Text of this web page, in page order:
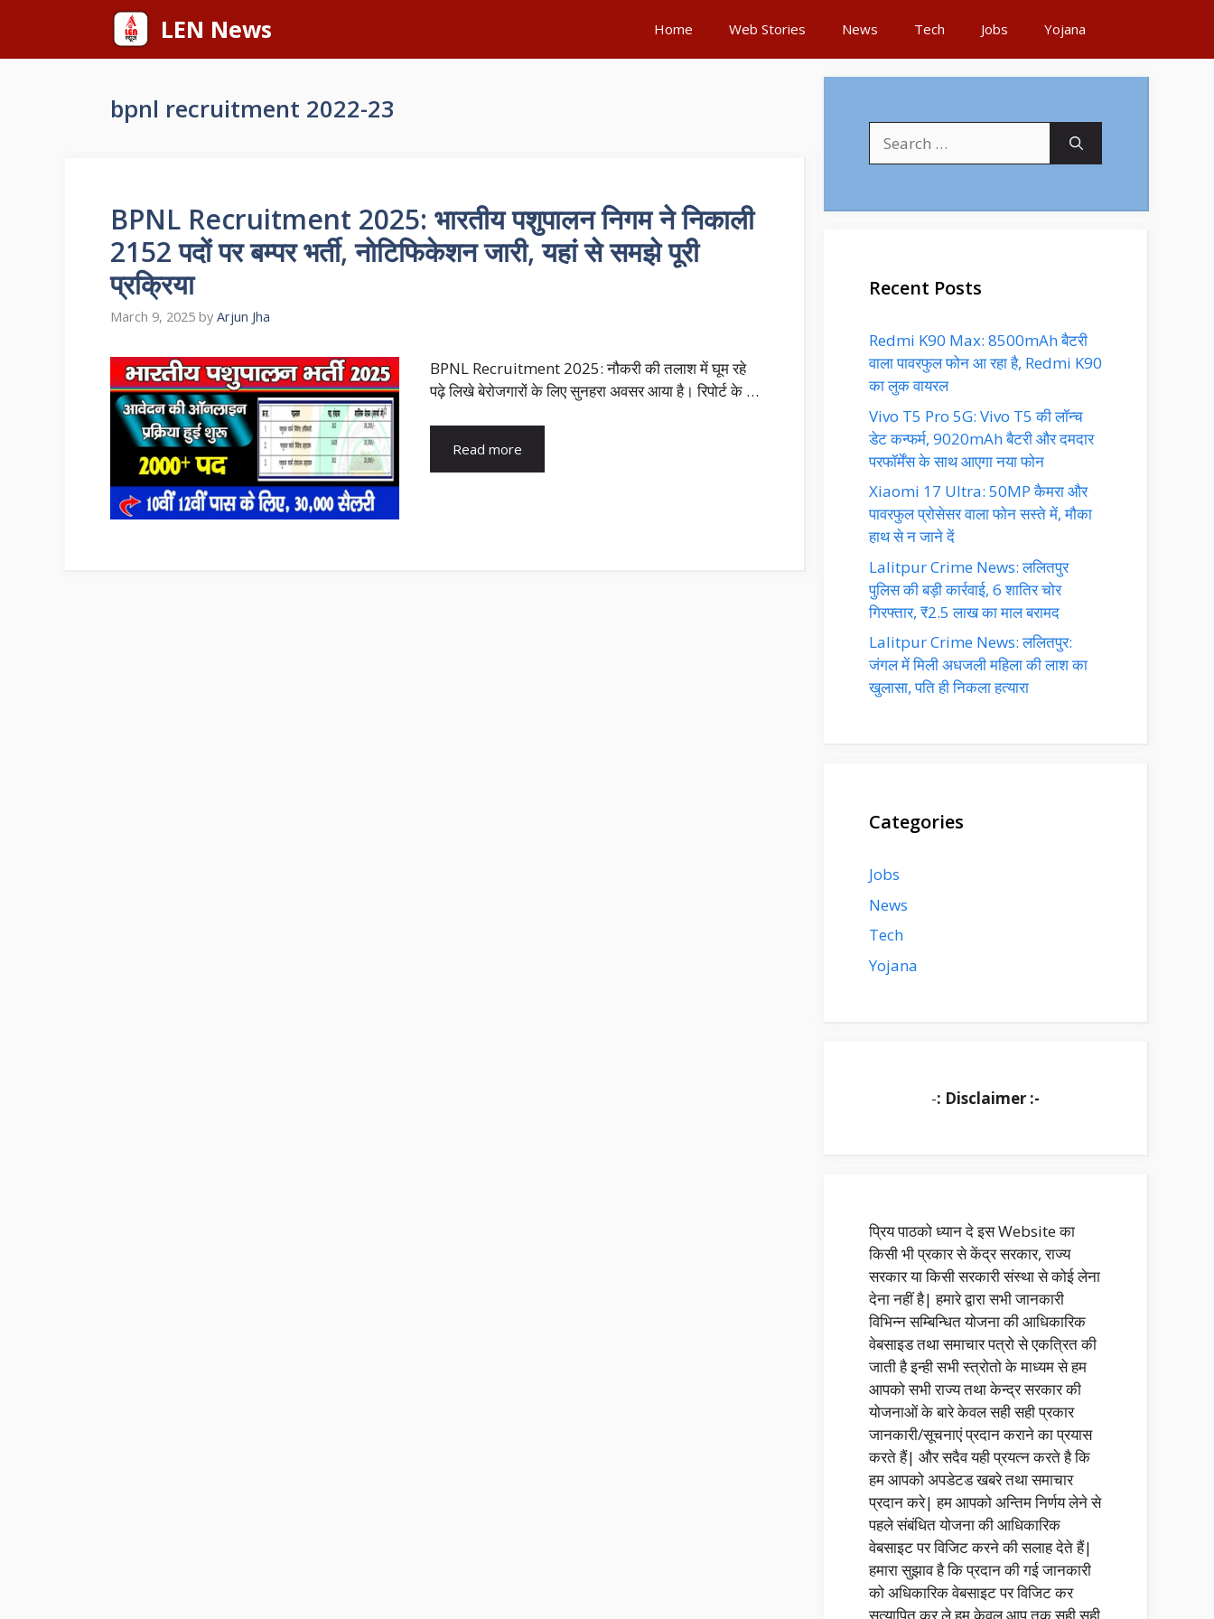
content
LEN News Home Web Stories News Tech Jobs Yojana
bpnl recruitment 2022-23
BPNL Recruitment 2025: भारतीय पशुपालन निगम ने निकाली
2152 पदों पर बम्पर भर्ती, नोटिफिकेशन जारी, यहां से समझे पूरी
प्रक्रिया
March 9, 2025 by Arjun Jha
BPNL Recruitment 2025: नौकरी की तलाश में घूम रहे
पढ़े लिखे बेरोजगारों के लिए सुनहरा अवसर आया है। रिपोर्ट के …
Read more
for:
Recent Posts
Redmi K90 Max: 8500mAh बैटरी
वाला पावरफुल फोन आ रहा है, Redmi K90
का लुक वायरल
Vivo T5 Pro 5G: Vivo T5 की लॉन्च
डेट कन्फर्म, 9020mAh बैटरी और दमदार
परफॉर्मेंस के साथ आएगा नया फोन
Xiaomi 17 Ultra: 50MP कैमरा और
पावरफुल प्रोसेसर वाला फोन सस्ते में, मौका
हाथ से न जाने दें
Lalitpur Crime News: ललितपुर
पुलिस की बड़ी कार्रवाई, 6 शातिर चोर
गिरफ्तार, ₹2.5 लाख का माल बरामद
Lalitpur Crime News: ललितपुर:
जंगल में मिली अधजली महिला की लाश का
खुलासा, पति ही निकला हत्यारा
Categories
Jobs
News
Tech
Yojana
-: Disclaimer :-
प्रिय पाठको ध्यान दे इस Website का
किसी भी प्रकार से केंद्र सरकार, राज्य
सरकार या किसी सरकारी संस्था से कोई लेना
देना नहीं है| हमारे द्वारा सभी जानकारी
विभिन्न सम्बिन्धित योजना की आधिकारिक
वेबसाइड तथा समाचार पत्रो से एकत्रित की
जाती है इन्ही सभी स्त्रोतो के माध्यम से हम
आपको सभी राज्य तथा केन्द्र सरकार की
योजनाओं के बारे केवल सही सही प्रकार
जानकारी/सूचनाएं प्रदान कराने का प्रयास
करते हैं| और सदैव यही प्रयत्न करते है कि
हम आपको अपडेटड खबरे तथा समाचार
प्रदान करे| हम आपको अन्तिम निर्णय लेने से
पहले संबंधित योजना की आधिकारिक
वेबसाइट पर विजिट करने की सलाह देते हैं|
हमारा सुझाव है कि प्रदान की गई जानकारी
को अधिकारिक वेबसाइट पर विजिट कर
सत्यापित कर ले हम केवल आप तक सही सही